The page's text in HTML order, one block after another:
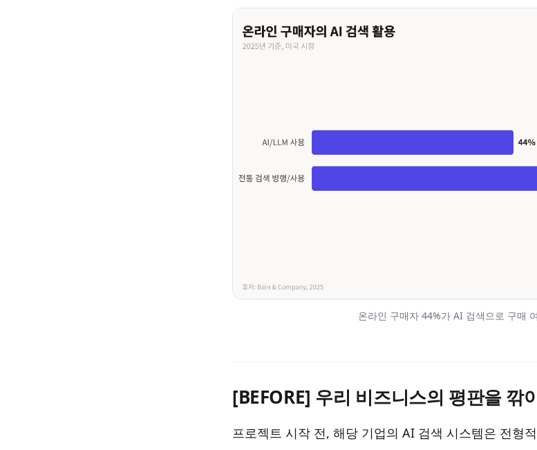
온라인 구매자 44%가 AI 검색으로 구매
[BEFORE] 우리 비즈니스의 평판을 깎
프로젝트 시작 전, 해당 기업의 AI 검색 시스템은 전형